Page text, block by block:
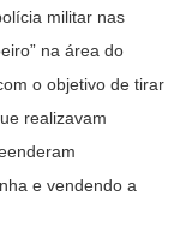
militar nas
na área do
o objetivo de tirar
realizavam
e vendendo a